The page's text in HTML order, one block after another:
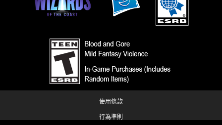
使用條款
行為準則